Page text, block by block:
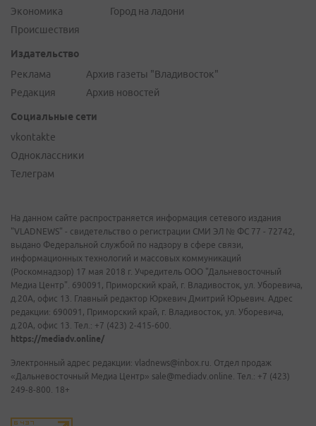
Экономика
Происшествия
Город на ладони
Издательство
Реклама
Редакция
Архив газеты "Владивосток"
Архив новостей
Социальные сети
vkontakte
Одноклассники
Телеграм
На данном сайте распространяется информация сетевого издания
"VLADNEWS" - свидетельство о регистрации СМИ ЭЛ № ФС 77 - 72742,
выдано Федеральной службой по надзору в сфере связи,
информационных технологий и массовых коммуникаций
(Роскомнадзор) 17 мая 2018 г. Учредитель ООО "Дальневосточный
Медиа Центр". 690091, Приморский край, г. Владивосток, ул. Уборевича,
д.20А, офис 13. Главный редактор Юркевич Дмитрий Юрьевич. Адрес
редакции: 690091, Приморский край, г. Владивосток, ул. Уборевича,
д.20А, офис 13. Тел.: +7 (423) 2-415-600.
https://mediadv.online/
Электронный адрес редакции: vladnews@inbox.ru. Отдел продаж
«Дальневосточный Медиа Центр» sale@mediadv.online. Тел.: +7 (423)
249-8-800. 18+